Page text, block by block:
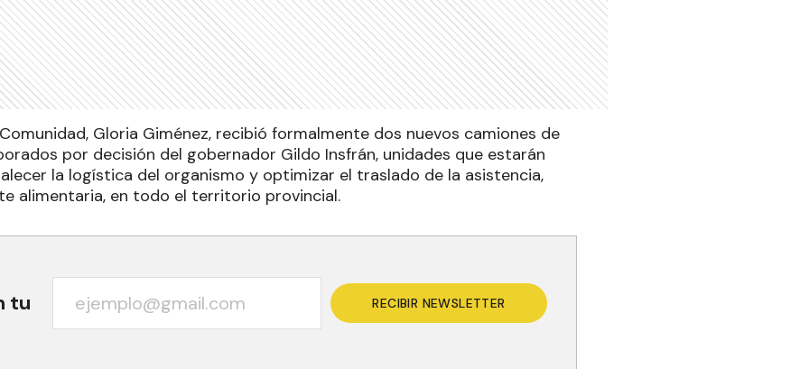
Gloria Giménez, recibió formalmente dos nuevos camiones de
por decisión del gobernador Gildo Insfrán, unidades que estarán
la logística del organismo y optimizar el traslado de la asistencia,
alimentaria, en todo el territorio provincial.
tu RECIBIR NEWSLETTER